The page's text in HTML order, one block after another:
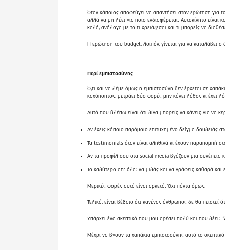
Όταν κάποιος αποφεύγει να απαντήσει στην ερώτηση για
αλλά να μη λέει για ποιο ενδιαφέρεται. Αυτοκίνητο είναι
καλά, ανάλογα με το τι χρειάζεσαι και τι μπορείς να
Η ερώτηση του budget, λοιπόν, γίνεται για να καταλάβει
Περί εμπιστοσύνης
Ό,τι και να λέμε όμως η εμπιστοσύνη δεν έρχεται σε
καχύποπτος, μετράει δύο φορές μην κάνει λάθος κι έχει
Αυτό που βλέπω είναι ότι λίγα μπορείς να κάνεις για να
Αν έχεις κάποιο παρόμοιο επιτυχημένο δείγμα δουλειάς
Τα testimonials όταν είναι αληθινά κι έχουν παραπομπή
Αν τα προφίλ σου στα social media βγάζουν μια συνέπεια
Το καλύτερο απ’ όλα: να μιλάς και να γράφεις καθαρά και
Μερικές φορές αυτά είναι αρκετά. Όχι πάντα όμως.
Τελικά, είναι βέβαιο ότι κανένας άνθρωπος δε θα πειστεί
Υπάρχει ένα σκεπτικό που μου αρέσει πολύ και που λέει:
Μέχρι να βγουν τα χαπάκια εμπιστοσύνης αυτό το